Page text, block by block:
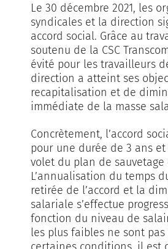
Le 30 décembre 2021, les
syndicales et la direction
accord social. Grâce au
soutenu de la CSC
évité pour les travailleurs
direction a atteint ses
recapitalisation et de
immédiate de la masse
Concrètement, l’accord
pour une durée de 3 ans
volet du plan de sauvetage
L’annualisation du temps
retirée de l’accord et la
salariale s’effectue
fonction du niveau de
les plus faibles ne sont pas